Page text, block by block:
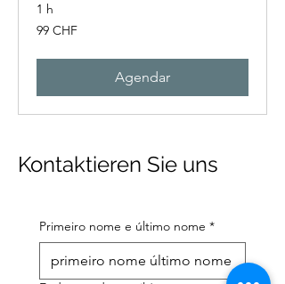
1 h
99
francos
99 CHF
Agendar
Kontaktieren Sie uns
Primeiro nome e último nome *